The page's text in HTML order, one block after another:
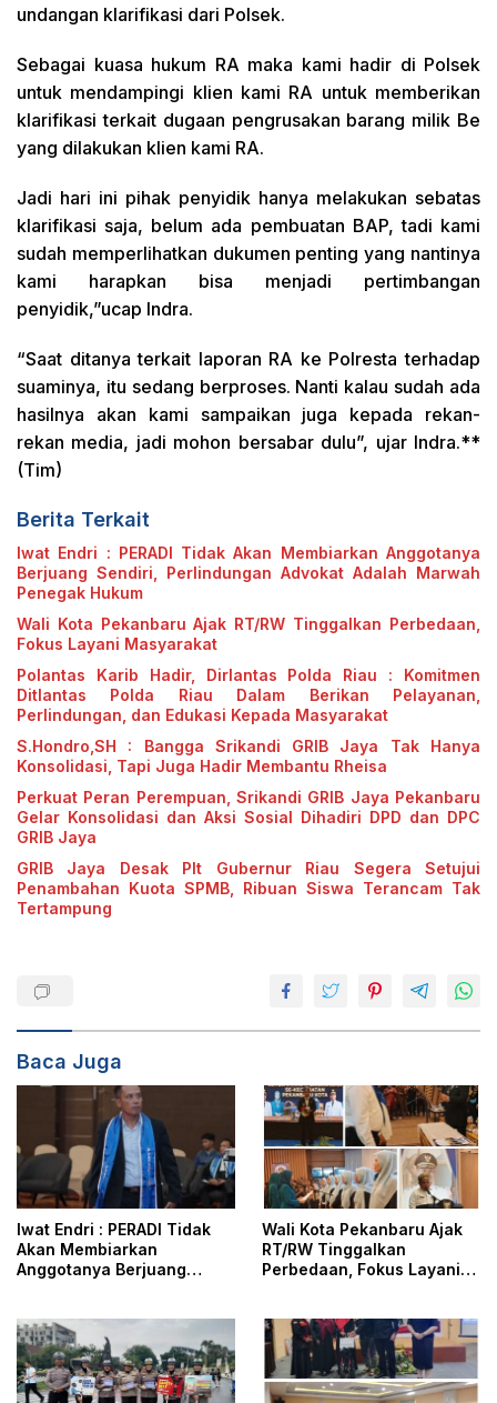
undangan klarifikasi dari Polsek.
Sebagai kuasa hukum RA maka kami hadir di Polsek
untuk mendampingi klien kami RA untuk memberikan
klarifikasi terkait dugaan pengrusakan barang milik Be
yang dilakukan klien kami RA.
Jadi hari ini pihak penyidik hanya melakukan sebatas
klarifikasi saja, belum ada pembuatan BAP, tadi kami
sudah memperlihatkan dukumen penting yang nantinya
kami harapkan bisa menjadi pertimbangan
penyidik,”ucap Indra.
“Saat ditanya terkait laporan RA ke Polresta terhadap
suaminya, itu sedang berproses. Nanti kalau sudah ada
hasilnya akan kami sampaikan juga kepada rekan-
rekan media, jadi mohon bersabar dulu”, ujar Indra.**
(Tim)
Berita Terkait
Iwat Endri : PERADI Tidak Akan Membiarkan Anggotanya
Berjuang Sendiri, Perlindungan Advokat Adalah Marwah
Penegak Hukum
Wali Kota Pekanbaru Ajak RT/RW Tinggalkan Perbedaan,
Fokus Layani Masyarakat
Polantas Karib Hadir, Dirlantas Polda Riau : Komitmen
Ditlantas Polda Riau Dalam Berikan Pelayanan,
Perlindungan, dan Edukasi Kepada Masyarakat
S.Hondro,SH : Bangga Srikandi GRIB Jaya Tak Hanya
Konsolidasi, Tapi Juga Hadir Membantu Rheisa
Perkuat Peran Perempuan, Srikandi GRIB Jaya Pekanbaru
Gelar Konsolidasi dan Aksi Sosial Dihadiri DPD dan DPC
GRIB Jaya
GRIB Jaya Desak Plt Gubernur Riau Segera Setujui
Penambahan Kuota SPMB, Ribuan Siswa Terancam Tak
Tertampung
Baca Juga
Iwat Endri : PERADI Tidak
Akan Membiarkan
Anggotanya Berjuang
Penegak Hukum
Wali Kota Pekanbaru Ajak
RT/RW Tinggalkan
Perbedaan, Fokus Layani